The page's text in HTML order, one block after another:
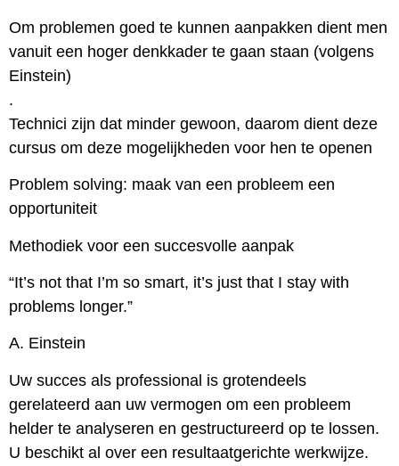
Om problemen goed te kunnen aanpakken dient men
vanuit een hoger denkkader te gaan staan (volgens
Einstein)
.
Technici zijn dat minder gewoon, daarom dient deze
cursus om deze mogelijkheden voor hen te openen
Problem solving: maak van een probleem een
opportuniteit
Methodiek voor een succesvolle aanpak
“It’s not that I’m so smart, it’s just that I stay with
problems longer.”
A. Einstein
Uw succes als professional is grotendeels
gerelateerd aan uw vermogen om een probleem
helder te analyseren en gestructureerd op te lossen.
U beschikt al over een resultaatgerichte werkwijze.